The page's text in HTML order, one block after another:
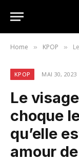
Home » KPOP » Le
KPOP MAI 30, 2023
Le
choque
qu’elle
amour